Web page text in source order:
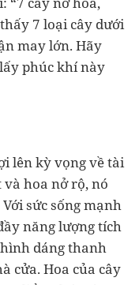
7 loại cây dưới
may lớn. Hãy
phúc khí này
lên kỳ vọng về tài
hoa nở rộ, nó
sức sống mạnh
năng lượng tích
dáng thanh
cửa. Hoa của cây